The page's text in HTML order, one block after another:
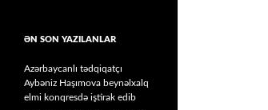
ƏN SON YAZILANLAR
Azərbaycanlı tədqiqatçı
Aybəniz Haşımova beynəlxalq
elmi konqresdə iştirak edib